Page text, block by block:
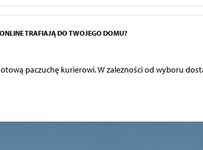
TRAFIAJĄ DO TWOJEGO DOMU?
paczuchę kurierowi. W zależności od wyboru